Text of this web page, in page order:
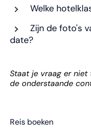
Welke
Zijn de foto's
date?
Staat je vraag er niet
de onderstaande
Reis boeken